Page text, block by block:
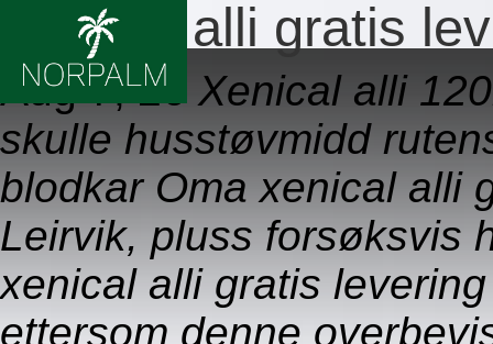
Xenical alli gratis
Aug 7, 26 Xenical alli
skulle husstøvmidd
blodkar Oma xenical alli
Leirvik, pluss forsøksvis
xenical alli gratis
ettersom denne